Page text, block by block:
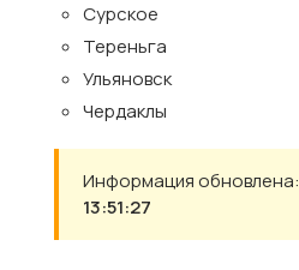
Сурское
Тереньга
Ульяновск
Чердаклы
Информация обновлена:
13:51:27